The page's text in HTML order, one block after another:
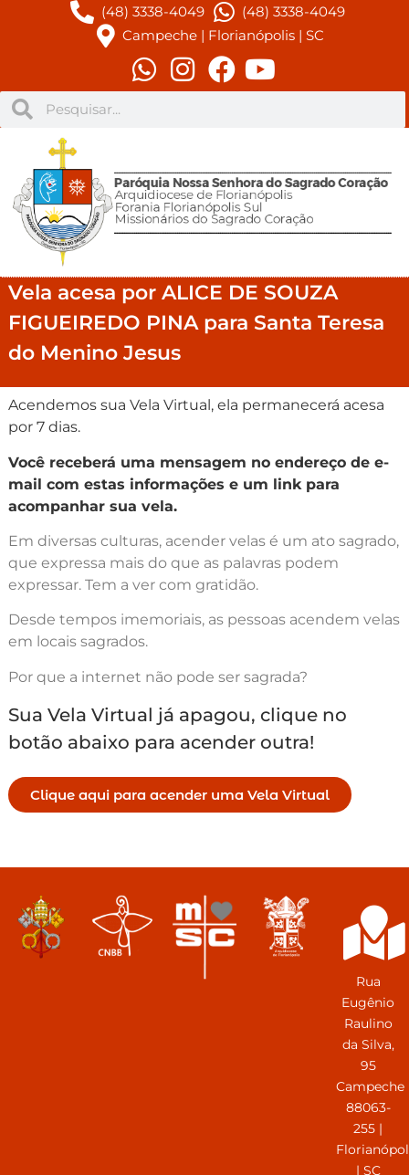
(48) 3338-4049
(48) 3338-4049
Campeche | Florianópolis | SC
Vela acesa por ALICE DE SOUZA
FIGUEIREDO PINA para Santa Teresa
do Menino Jesus
Acendemos sua Vela Virtual, ela permanecerá acesa
por 7 dias.
Você receberá uma mensagem no endereço de e-
mail com estas informações e um link para
acompanhar sua vela.
Em diversas culturas, acender velas é um ato sagrado,
que expressa mais do que as palavras podem
expressar. Tem a ver com gratidão.
Desde tempos imemoriais, as pessoas acendem velas
em locais sagrados.
Por que a internet não pode ser sagrada?
Sua Vela Virtual já apagou, clique no
botão abaixo para acender outra!
Clique aqui para acender uma Vela Virtual
Rua
Eugênio
Raulino
da Silva,
95
Campeche
88063-
255 |
| SC